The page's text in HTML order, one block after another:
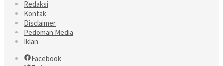
Redaksi
Kontak
Disclaimer
Pedoman Media
Iklan
Facebook